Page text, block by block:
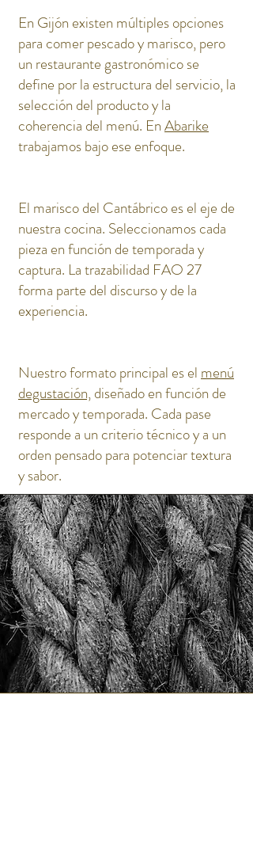
En Gijón existen múltiples opciones
para comer pescado y marisco, pero
un restaurante gastronómico se
define por la estructura del servicio, la
selección del producto y la
coherencia del menú. EnAbarike
trabajamos bajo ese enfoque.
El marisco del Cantábrico es el eje de
nuestra cocina. Seleccionamos cada
pieza en función de temporada y
captura. La trazabilidad FAO 27
forma parte del discurso y de la
experiencia.
Nuestro formato principal es el menú
degustación,diseñado en función de
mercado y temporada. Cada pase
responde a un criterio técnico y a un
orden pensado para potenciar textura
y sabor.